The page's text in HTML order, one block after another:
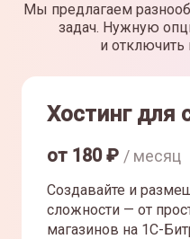
Мы предлагаем
задач. Нужную
и
Хостинг для
от 180₽ / месяц
Создавайте и
сложности — от
магазинов на 1С-